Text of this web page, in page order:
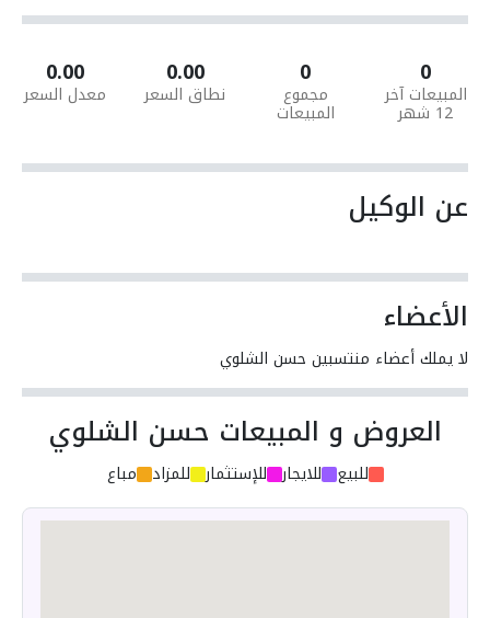
0
المبيعات آخر
12 شهر
0
مجموع
المبيعات
0.00
نطاق السعر
0.00
معدل السعر
عن الوكيل
الأعضاء
لا يملك أعضاء منتسبين حسن الشلوي
العروض و المبيعات حسن الشلوي
للبيع للايجار للإستثمار للمزاد مباع